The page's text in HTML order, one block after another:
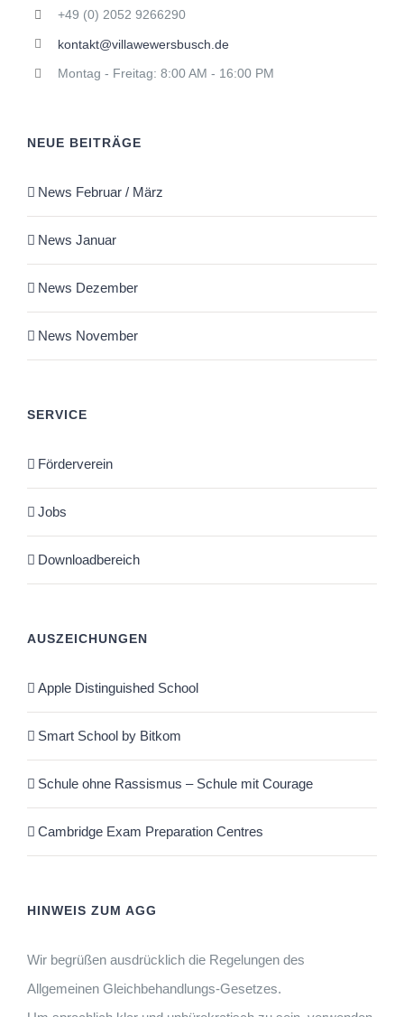
+49 (0) 2052 9266290
kontakt@villawewersbusch.de
Montag - Freitag: 8:00 AM - 16:00 PM
NEUE BEITRÄGE
News Februar / März
News Januar
News Dezember
News November
SERVICE
Förderverein
Jobs
Downloadbereich
AUSZEICHUNGEN
Apple Distinguished School
Smart School by Bitkom
Schule ohne Rassismus – Schule mit Courage
Cambridge Exam Preparation Centres
HINWEIS ZUM AGG
Wir begrüßen ausdrücklich die Regelungen des
Allgemeinen Gleichbehandlungs-Gesetzes.